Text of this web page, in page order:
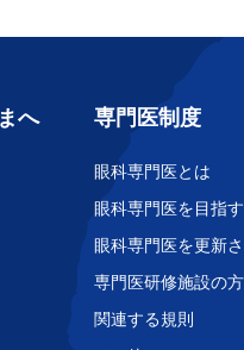
へ 専門医制度
眼科専門医とは
眼科専門医を目指
眼科専門医を更新
専門医研修施設の
関連する規則